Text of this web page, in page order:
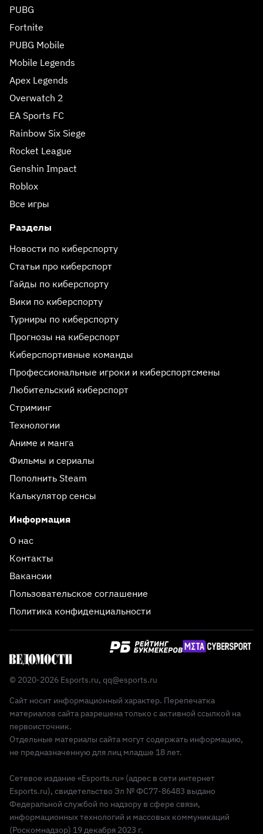
PUBG
Fortnite
PUBG Mobile
Mobile Legends
Apex Legends
Overwatch 2
EA Sports FC
Rainbow Six Siege
Rocket League
Genshin Impact
Roblox
Все игры
Разделы
Новости по киберспорту
Статьи про киберспорт
Гайды по киберспорту
Вики по киберспорту
Турниры по киберспорту
Прогнозы на киберспорт
Киберспортивные команды
Профессиональные игроки и киберспортсмены
Любительский киберспорт
Стриминг
Технологии
Аниме и манга
Фильмы и сериалы
Пополнить Steam
Калькулятор сенсы
Информация
О нас
Контакты
Вакансии
Пользовательское соглашение
Политика конфиденциальности
© 2020-2026 Esports.ru, qq@esports.ru
Сайт носит информационный характер. Перепечатка
материалов сайта разрешена только с активной ссылкой на
первоисточник.
Отдельные материалы сайта могут содержать информацию,
не предназначенную для лиц младше 18 лет.
Сетевое издание «Esports.ru» (адрес в сети интернет
Esports.ru), свидетельство Эл № ФС77-86483 выдано
Федеральной службой по надзору в сфере связи,
информационных технологий и массовых коммуникаций
(Роскомнадзор) 19 декабря 2023 г.